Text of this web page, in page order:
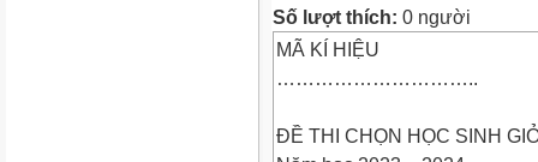
Số lượt thích: 0 người
MÃ KÍ HIỆU
…………………………..
ĐỀ THI CHỌN HỌC SINH